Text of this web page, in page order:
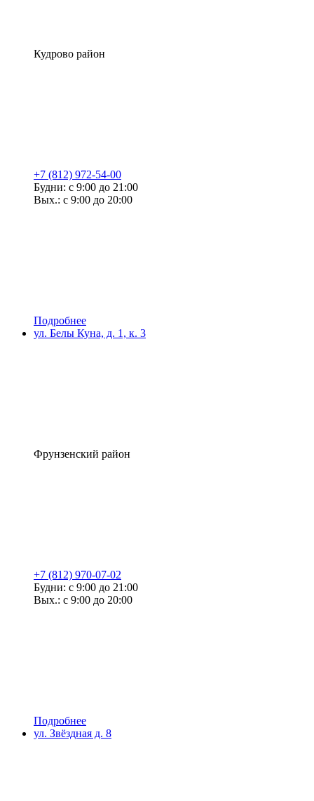
Кудрово район
+7 (812) 972-54-00
Будни: с 9:00 до 21:00
Вых.: с 9:00 до 20:00
Подробнее
ул. Белы Куна, д. 1, к. 3
Фрунзенский район
+7 (812) 970-07-02
Будни: с 9:00 до 21:00
Вых.: с 9:00 до 20:00
Подробнее
ул. Звёздная д. 8